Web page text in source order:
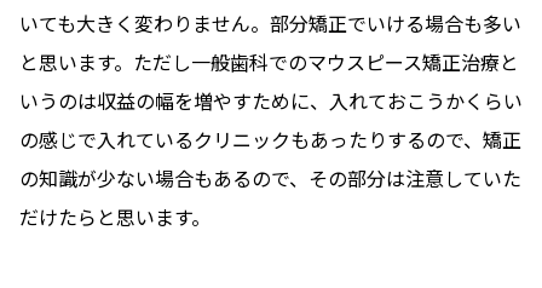
いても大きく変わりません。部分矯正でいける場合も多い
と思います。ただし一般歯科でのマウスピース矯正治療と
いうのは収益の幅を増やすために、入れておこうかくらい
の感じで入れているクリニックもあったりするので、矯正
の知識が少ない場合もあるので、その部分は注意していた
だけたらと思います。